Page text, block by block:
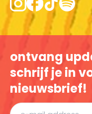
ontvang
schrijf je in
nieuwsbrief!